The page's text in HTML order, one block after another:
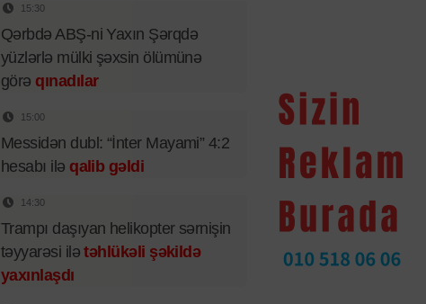
15:30
Qərbdə ABŞ-ni Yaxın Şərqdə
yüzlərlə mülki şəxsin ölümünə
görə qınadılar
15:00
Messidən dubl: “İnter Mayami” 4:2
hesabı ilə qalib gəldi
14:30
Trampı daşıyan helikopter sərnişin
təyyarəsi ilətəhlükəli şəkildə
yaxınlaşdı